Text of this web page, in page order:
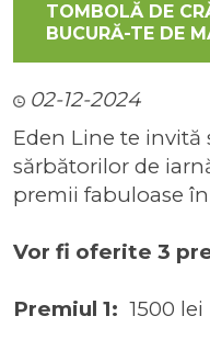
TOMBOLĂ DE
BUCURĂ-TE DE
02-12-2024
Eden Line te
sărbătorilor de
premii fabuloase
Vor fi oferite 3
Premiul 1: 1500 lei